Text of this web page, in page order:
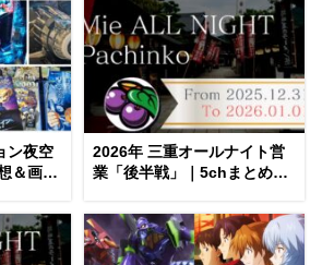
ン夜空
＆画像
ター
に感動
2026年 三重オールナイト営
業「後半戦」｜5chまとめ＆